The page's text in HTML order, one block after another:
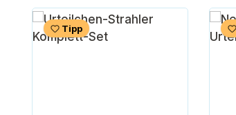
Produktgalerie überspringen
Tipp